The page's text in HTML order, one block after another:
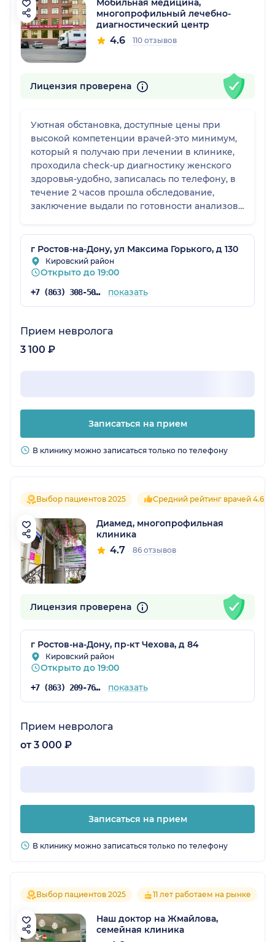
Мобильная медицина,
многопрофильный лечебно-
диагностический центр
4.6 110 отзывов
Лицензия проверена
Уютная обстановка, доступные цены при
высокой компетенции врачей-это минимум,
который я получаю при лечении в клинике,
проходила check-up диагностику женского
здоровья-удобно, записалась по телефону, в
течение 2 часов прошла обследование,
заключение выдали по готовности анализов.
г Ростов-на-Дону, ул Максима Горького, д 130
Кировский район
Открыто до 19:00
+7 (863) 308-50-39 показать
Прием невролога
3 100 ₽
Записаться на прием
В клинику можно записаться только по телефону
Выбор пациентов 2025 Средний рейтинг врачей 4.6
Диамед, многопрофильная
клиника
4.7 86 отзывов
Лицензия проверена
г Ростов-на-Дону, пр-кт Чехова, д 84
Кировский район
Открыто до 19:00
+7 (863) 209-76-82 показать
Прием невролога
от 3 000 ₽
Записаться на прием
В клинику можно записаться только по телефону
Выбор пациентов 2025 11 лет работаем на рынке
Наш доктор на Жмайлова,
семейная клиника